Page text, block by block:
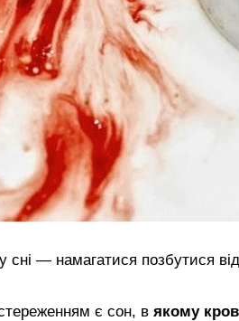
сні — намагатися позбутися
є сон, в якому